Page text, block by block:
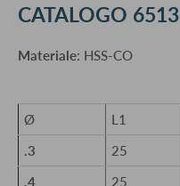
CATALOGO 6513
Materiale: HSS-CO
Ø L1
.3
25
.4
25